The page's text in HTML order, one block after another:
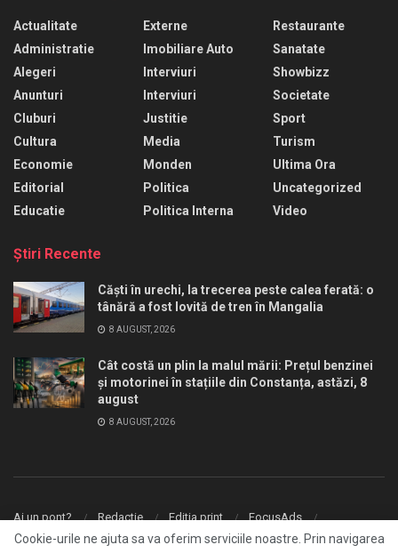
Actualitate
Administratie
Alegeri
Anunturi
Cluburi
Cultura
Economie
Editorial
Educatie
Externe
Imobiliare Auto
Interviuri
Interviuri
Justitie
Media
Monden
Politica
Politica Interna
Restaurante
Sanatate
Showbizz
Societate
Sport
Turism
Ultima Ora
Uncategorized
Video
Ştiri Recente
Căști în urechi, la trecerea peste calea ferată: o
tânără a fost lovită de tren în Mangalia
8 AUGUST, 2026
Cât costă un plin la malul mării: Prețul benzinei
și motorinei în stațiile din Constanța, astăzi, 8
august
8 AUGUST, 2026
Ai un pont? Redactie Editia print
FocusAds
Agentie publicitate
Cookie-urile ne ajuta sa va oferim serviciile noastre. Prin navigarea